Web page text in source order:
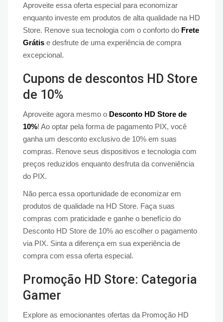
Aproveite essa oferta especial para economizar
enquanto investe em produtos de alta qualidade na HD
Store. Renove sua tecnologia com o conforto do Frete
Grátis e desfrute de uma experiência de compra
excepcional.
Cupons de descontos HD Store
de 10%
Aproveite agora mesmo o Desconto HD Store de
10%! Ao optar pela forma de pagamento PIX, você
ganha um desconto exclusivo de 10% em suas
compras. Renove seus dispositivos e tecnologia com
preços reduzidos enquanto desfruta da conveniência
do PIX.
Não perca essa oportunidade de economizar em
produtos de qualidade na HD Store. Faça suas
compras com praticidade e ganhe o benefício do
Desconto HD Store de 10% ao escolher o pagamento
via PIX. Sinta a diferença em sua experiência de
compra com essa oferta especial.
Promoção HD Store: Categoria
Gamer
Explore as emocionantes ofertas da Promoção HD